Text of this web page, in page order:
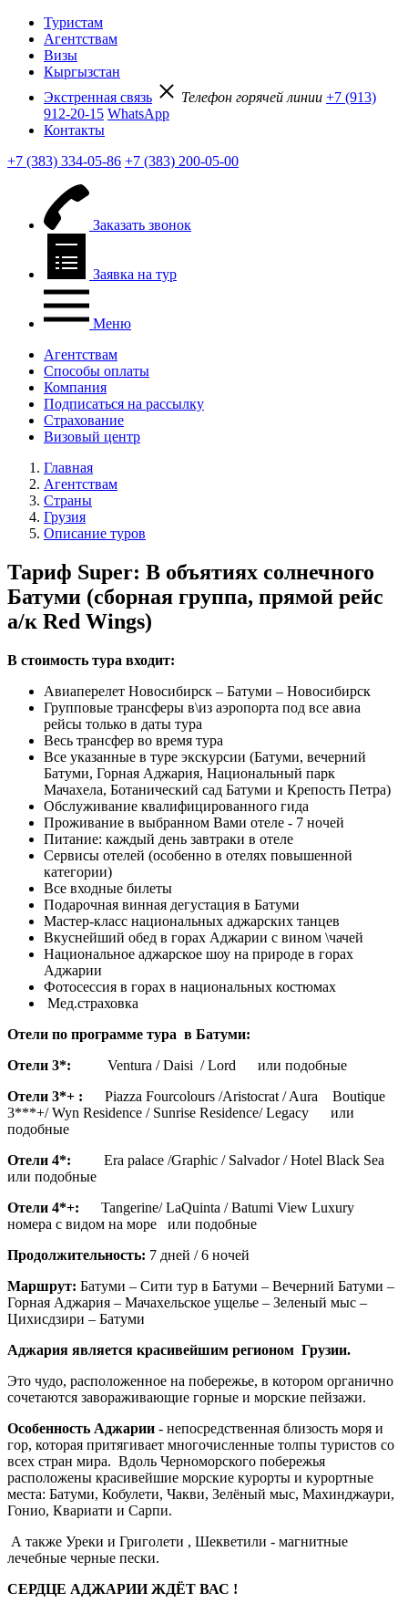
Туристам
Агентствам
Визы
Кыргызстан
Экстренная связь
Телефон горячей линии +7 (913)
912-20-15 WhatsApp
Контакты
+7 (383) 334-05-86 +7 (383) 200-05-00
Заказать звонок
Заявка на тур
Меню
Агентствам
Способы оплаты
Компания
Подписаться на рассылку
Страхование
Визовый центр
Главная
Агентствам
Страны
Грузия
Описание туров
Тариф Super: В объятиях солнечного
Батуми (сборная группа, прямой рейс
а/к Red Wings)
В стоимость тура входит:
Авиаперелет Новосибирск – Батуми – Новосибирск
Групповые трансферы в\из аэропорта под все авиа
рейсы только в даты тура
Весь трансфер во время тура
Все указанные в туре экскурсии (Батуми, вечерний
Батуми, Горная Аджария, Национальный парк
Мачахела, Ботанический сад Батуми и Крепость Петра)
Обслуживание квалифицированного гида
Проживание в выбранном Вами отеле - 7 ночей
Питание: каждый день завтраки в отеле
Сервисы отелей (особенно в отелях повышенной
категории)
Все входные билеты
Подарочная винная дегустация в Батуми
Мастер-класс национальных аджарских танцев
Вкуснейший обед в горах Аджарии с вином \чачей
Национальное аджарское шоу на природе в горах
Аджарии
Фотосессия в горах в национальных костюмах
Мед.страховка
Отели по программе тура в Батуми:
Отели 3*:
Ventura / Daisi / Lord или подобные
Отели 3*+ :
Piazza Fourcolours /Aristocrat / Aura Boutique
3***+/ Wyn Residence / Sunrise Residence/ Legacy или
подобные
Отели 4*:
Era palace /Graphic / Salvador / Hotel Black Sea
или подобные
Отели 4*+: Tangerine/ LaQuintа / Batumi View Luxury
номера с видом на море или подобные
Продолжительность: 7 дней / 6 ночей
Маршрут: Батуми – Сити тур в Батуми – Вечерний Батуми –
Горная Аджария – Мачахельское ущелье – Зеленый мыс –
Цихисдзири – Батуми
Аджария является красивейшим регионом Грузии.
Это чудо, расположенное на побережье, в котором органично
сочетаются завораживающие горные и морские пейзажи.
Особенность Аджарии - непосредственная близость моря и
гор, которая притягивает многочисленные толпы туристов со
всех стран мира. Вдоль Черноморского побережья
расположены красивейшие морские курорты и курортные
места: Батуми, Кобулети, Чакви, Зелёный мыс, Махинджаури,
Гонио, Квариати и Сарпи.
А также Уреки и Григолети , Шекветили - магнитные
лечебные черные пески.
СЕРДЦЕ АДЖАРИИ ЖДЁТ ВАС !